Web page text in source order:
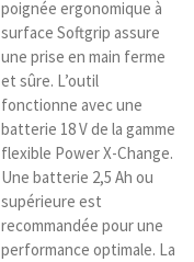
poignée ergonomique à
surface Softgrip assure
une prise en main ferme
et sûre. L’outil
fonctionne avec une
batterie 18 V de la gamme
flexible Power X-Change.
Une batterie 2,5 Ah ou
supérieure est
recommandée pour une
performance optimale. La